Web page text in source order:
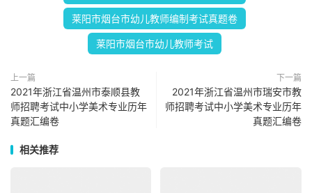
莱阳市烟台市幼儿教师编制考试真题卷
莱阳市烟台市幼儿教师考试
上一篇
2021年浙江省温州市泰顺县教
师招聘考试中小学美术专业历年
真题汇编卷
下一篇
2021年浙江省温州市瑞安市教
师招聘考试中小学美术专业历年
真题汇编卷
相关推荐